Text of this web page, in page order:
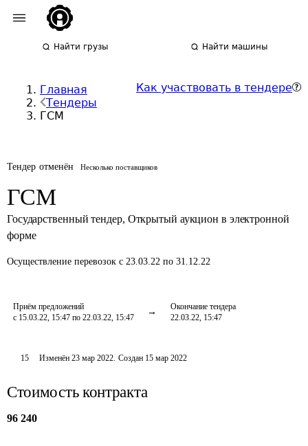
Найти грузы Найти машины
Главная
Тендеры
ГСМ
Как участвовать в тендере
Тендер отменён Несколько поставщиков
ГСМ
Государственный тендер, Открытый аукцион в электронной
форме
Осуществление перевозок с 23.03.22 по 31.12.22
Приём предложений
с 15.03.22, 15:47 по 22.03.22, 15:47
Окончание тендера
22.03.22, 15:47
15 Изменён23 мар 2022. Создан 15 мар 2022
Стоимость контракта
96 240